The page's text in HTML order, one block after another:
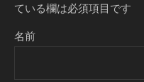
ている欄は必須項目です
名前